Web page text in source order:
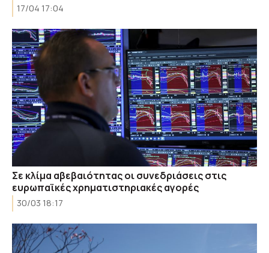
17/04 17:04
Σε κλίμα αβεβαιότητας οι συνεδριάσεις στις
ευρωπαϊκές χρηματιστηριακές αγορές
30/03 18:17